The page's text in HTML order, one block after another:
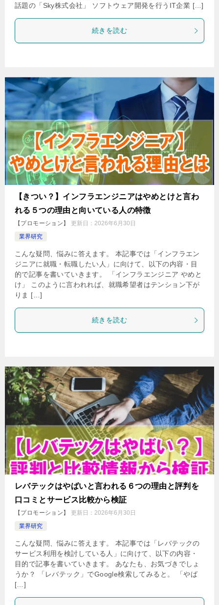
話題の「Sky株式会社」 ソフトウェア開発を行うIT企業 […]
続きを読む
【きつい？】インフラエンジニアはやめとけと言わ
れる５つの理由と向いている人の特徴
【プロモーション】 更新日：2026年6月30日
業界研究
こんな疑問、悩みに答えます。 本記事では「インフラエン
ジニアに就職・転職したい人」に向けて、以下の内容・目
的で記事を書いていきます。 「インフラエンジニア やめと
け」 このように言われれば、就職希望者はテンション下が
りま […]
続きを読む
レバテックはやばいと言われる６つの理由と評判を
口コミとサービス比較から検証
【プロモーション】 更新日：2026年6月30日
業界研究
こんな疑問、悩みに答えます。 本記事では「レバテックの
サービス利用を検討している人」に向けて、以下の内容・
目的で記事を書いていきます。 あなたも、お気づきでしょ
うか？ 「レバテック」でGoogle検索してみると。 「やば
[…]